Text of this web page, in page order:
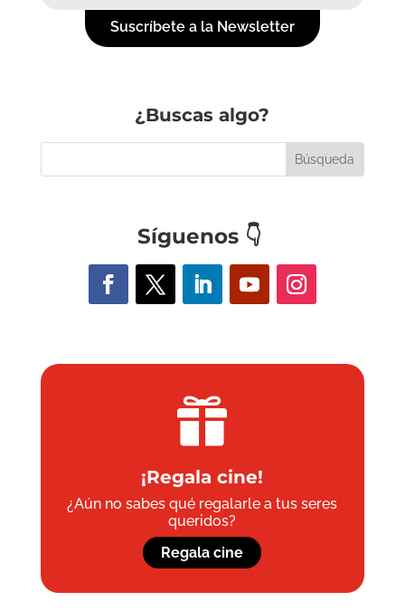
Suscríbete a la Newsletter
¿Buscas algo?
Síguenos 👇

¡Regala cine!
¿Aún no sabes qué regalarle a tus seres
queridos?
Regala cine